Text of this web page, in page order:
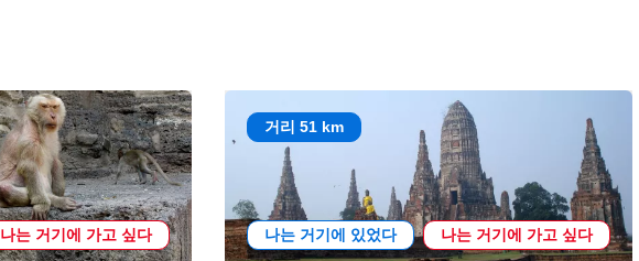
나는 거기에 가고 싶다
거리 51 km
나는 거기에 있었다 나는 거기에 가고 싶다